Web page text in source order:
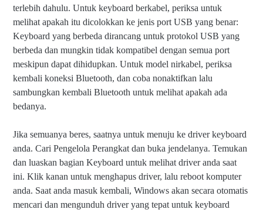
terlebih dahulu. Untuk keyboard berkabel, periksa untuk
melihat apakah itu dicolokkan ke jenis port USB yang benar:
Keyboard yang berbeda dirancang untuk protokol USB yang
berbeda dan mungkin tidak kompatibel dengan semua port
meskipun dapat dihidupkan. Untuk model nirkabel, periksa
kembali koneksi Bluetooth, dan coba nonaktifkan lalu
sambungkan kembali Bluetooth untuk melihat apakah ada
bedanya.
Jika semuanya beres, saatnya untuk menuju ke driver keyboard
anda. Cari Pengelola Perangkat dan buka jendelanya. Temukan
dan luaskan bagian Keyboard untuk melihat driver anda saat
ini. Klik kanan untuk menghapus driver, lalu reboot komputer
anda. Saat anda masuk kembali, Windows akan secara otomatis
mencari dan mengunduh driver yang tepat untuk keyboard